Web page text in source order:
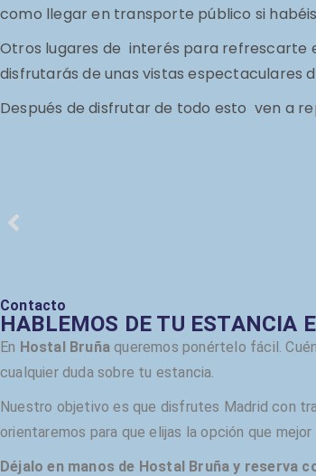
como llegar en transporte público si
Otros lugares de interés para refrescarte
disfrutarás de unas vistas espectaculares
Después de disfrutar de todo esto ven a
Contacto
HABLEMOS DE TU ESTANCIA
En Hostal Bruña queremos ponértelo fácil.
cualquier duda sobre tu estancia.
Nuestro objetivo es que disfrutes Madrid con
orientaremos para que elijas la opción que mejor
Déjalo en manos de Hostal Bruña y reserva